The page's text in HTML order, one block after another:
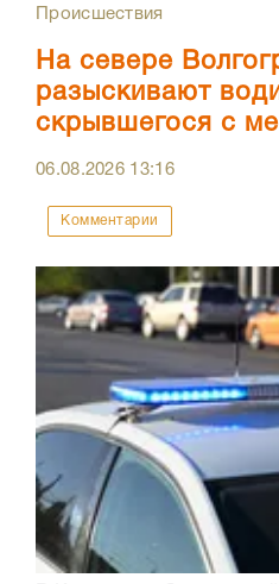
Происшествия
На севере
разыскивают
скрывшегося с
06.08.2026 13:16
Комментарии